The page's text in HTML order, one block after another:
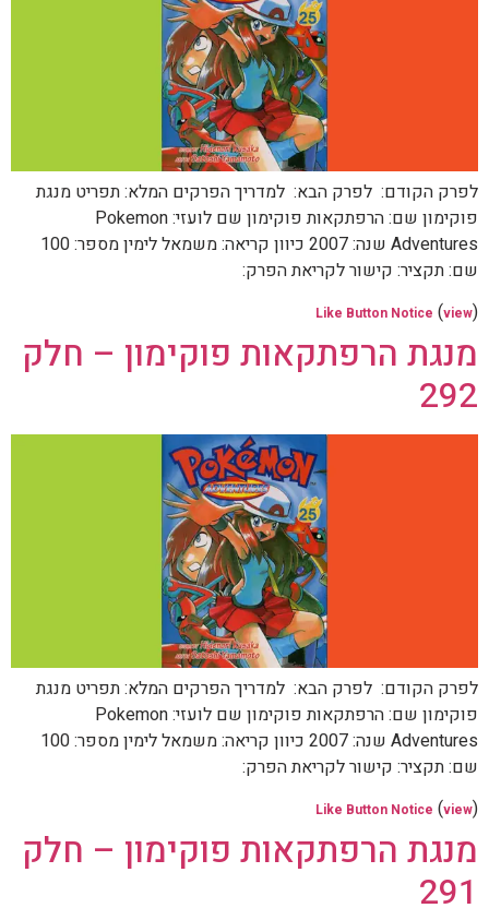
לפרק הקודם: לפרק הבא: למדריך הפרקים המלא: תפריט מנגת
פוקימון שם: הרפתקאות פוקימון שם לועזי: Pokemon
Adventures שנה: 2007 כיוון קריאה: משמאל לימין מספר: 100
שם: תקציר: קישור לקריאת הפרק:
Like Button Notice (view)
מנגת הרפתקאות פוקימון – חלק
292
לפרק הקודם: לפרק הבא: למדריך הפרקים המלא: תפריט מנגת
פוקימון שם: הרפתקאות פוקימון שם לועזי: Pokemon
Adventures שנה: 2007 כיוון קריאה: משמאל לימין מספר: 100
שם: תקציר: קישור לקריאת הפרק:
Like Button Notice (view)
מנגת הרפתקאות פוקימון – חלק
291